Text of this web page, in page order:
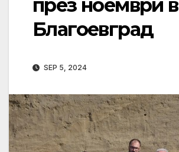
през ноември в
Благоевград
SEP 5, 2024